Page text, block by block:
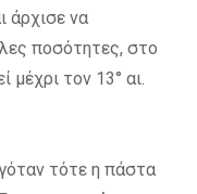
άρχισε να
ποσότητες, στο
τον 13° αι.
τότε η πάστα